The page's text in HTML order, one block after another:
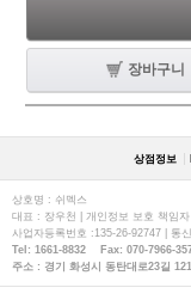
장바구니
상점정보
상호명 : 쉬멕스
대표 : 장우천 | 개인정보 보호 책임자
사업자등록번호 :135-26-92747 | 통
Tel: 1661-8832 Fax: 070-7966-
주소 : 경기 화성시 동탄대로23길